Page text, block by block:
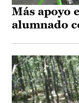
Más apoyo
alumnado